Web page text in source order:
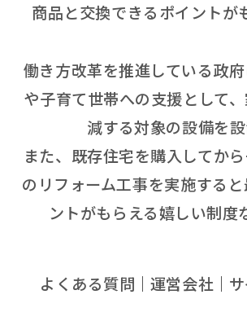
商品と交換できるポイントが
働き方改革を推進している政
や子育て世帯への支援として
減する対象の設備を設
また、既存住宅を購入してか
のリフォーム工事を実施する
ントがもらえる嬉しい制度
よくある質問 運営会社